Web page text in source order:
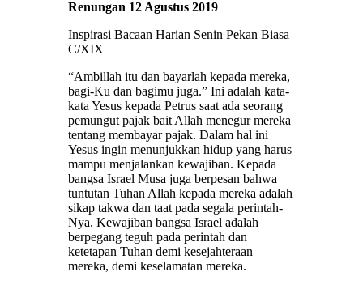
Renungan 12 Agustus 2019
Inspirasi Bacaan Harian Senin Pekan Biasa
C/XIX
“Ambillah itu dan bayarlah kepada mereka,
bagi-Ku dan bagimu juga.” Ini adalah kata-
kata Yesus kepada Petrus saat ada seorang
pemungut pajak bait Allah menegur mereka
tentang membayar pajak. Dalam hal ini
Yesus ingin menunjukkan hidup yang harus
mampu menjalankan kewajiban. Kepada
bangsa Israel Musa juga berpesan bahwa
tuntutan Tuhan Allah kepada mereka adalah
sikap takwa dan taat pada segala perintah-
Nya. Kewajiban bangsa Israel adalah
berpegang teguh pada perintah dan
ketetapan Tuhan demi kesejahteraan
mereka, demi keselamatan mereka.